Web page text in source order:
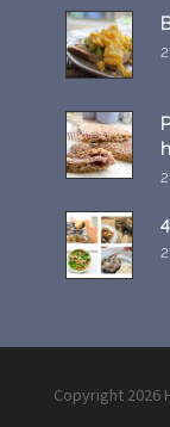
Copyright 2026